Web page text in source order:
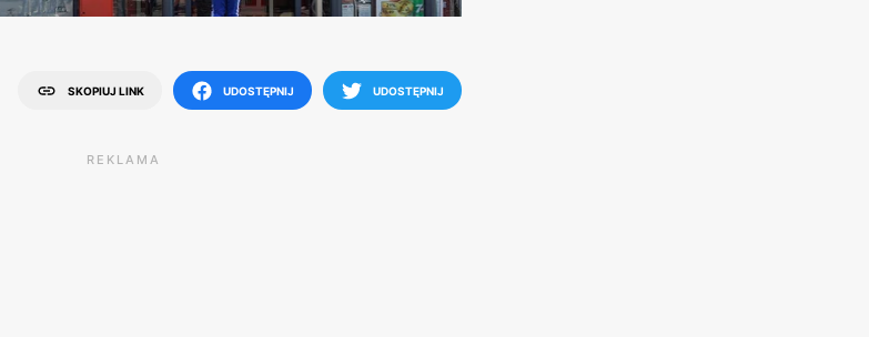
SKOPIUJ LINK UDOSTĘPNIJ UDOSTĘPNIJ
REKLAMA